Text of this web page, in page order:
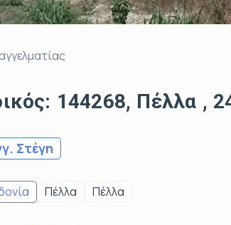
144268, Πέλλα ,
Στέγη
Πέλλα Πέλλα